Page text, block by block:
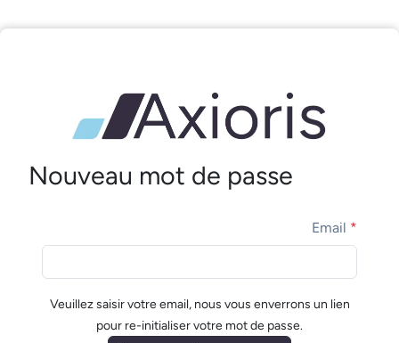
Nouveau mot de passe
Email *
Veuillez saisir votre email, nous vous enverrons un lien
pour re-initialiser votre mot de passe.